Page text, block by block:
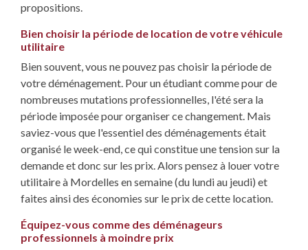
propositions.
Bien choisir la période de location de votre véhicule
utilitaire
Bien souvent, vous ne pouvez pas choisir la période de
votre déménagement. Pour un étudiant comme pour de
nombreuses mutations professionnelles, l'été sera la
période imposée pour organiser ce changement. Mais
saviez-vous que l'essentiel des déménagements était
organisé le week-end, ce qui constitue une tension sur la
demande et donc sur les prix. Alors pensez à louer votre
utilitaire à Mordelles en semaine (du lundi au jeudi) et
faites ainsi des économies sur le prix de cette location.
Équipez-vous comme des déménageurs
professionnels à moindre prix